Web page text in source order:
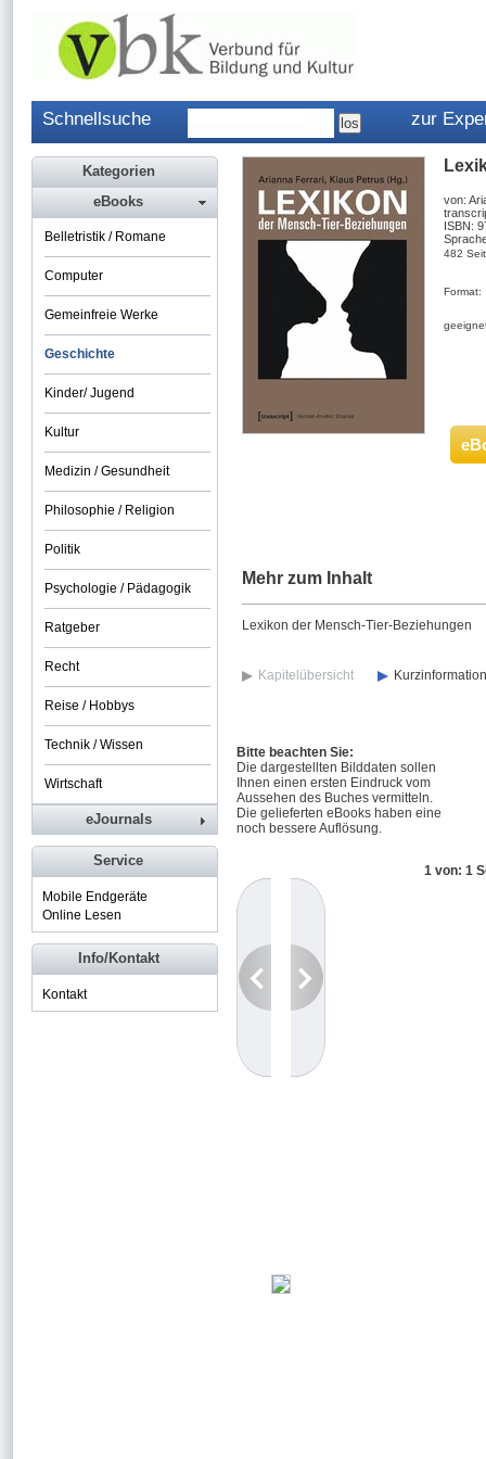
Schnellsuche zur
von:
ISBN:
482
Format:
Mehr zum Inhalt
Lexikon der Mensch-Tier-Beziehungen
Kapitelübersicht Kurzinformation
Bitte beachten Sie:
Die dargestellten Bilddaten sollen
Ihnen einen ersten Eindruck vom
Aussehen des Buches vermitteln.
Die gelieferten eBooks haben eine
noch bessere Auflösung.
1 von: 1
Kategorien
eBooks
Belletristik / Romane
Computer
Gemeinfreie Werke
Geschichte
Kinder/ Jugend
Kultur
Medizin / Gesundheit
Philosophie / Religion
Politik
Psychologie / Pädagogik
Ratgeber
Recht
Reise / Hobbys
Technik / Wissen
Wirtschaft
eJournals
Service
Mobile Endgeräte
Online Lesen
Info/Kontakt
Kontakt